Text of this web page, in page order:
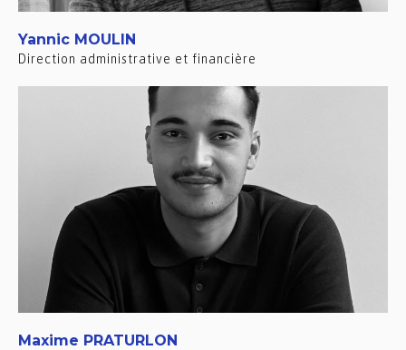
Yannic MOULIN
Direction administrative et financière
Maxime PRATURLON